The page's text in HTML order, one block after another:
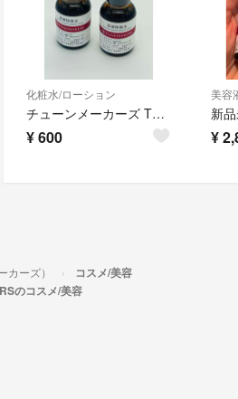
化粧水/ローション
チューンメーカーズ TUNEMAKERS 原液保湿水 化粧水 20mlX2個
¥600
美容
¥
ーズ） コスメ/美容
のコスメ/美容